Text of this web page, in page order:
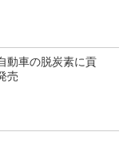
動車の脱炭素に貢
売